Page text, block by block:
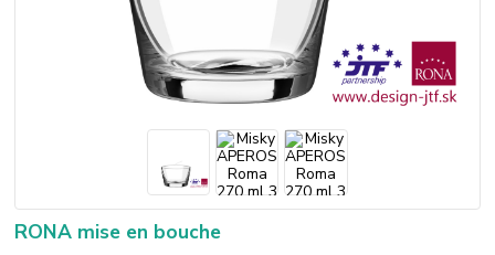
RONA mise en bouche